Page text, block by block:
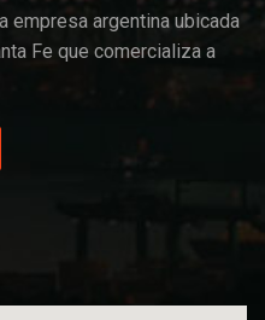
empresa argentina ubicada
Fe que comercializa a